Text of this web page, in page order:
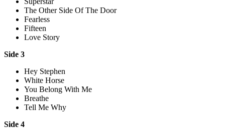
The Other Side Of The Door
Fearless
Fifteen
Love Story
Side 3
Hey Stephen
White Horse
You Belong With Me
Breathe
Tell Me Why
Side 4